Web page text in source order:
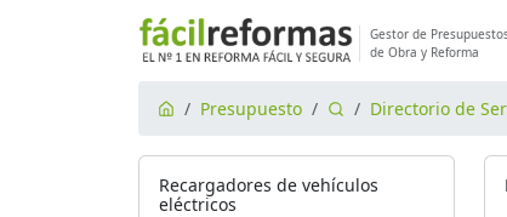
Gestor de
de Obra y Reforma
Presupuesto Directorio de
Recargadores de vehículos
eléctricos